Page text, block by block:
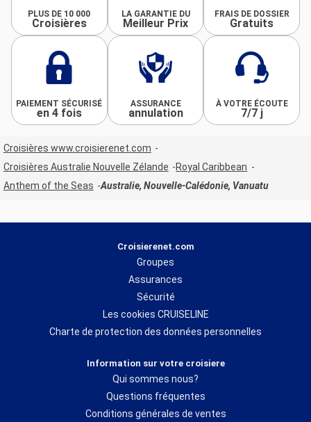
PLUS DE 10 000
Croisières
LA GARANTIE DU
Meilleur Prix
FRAIS DE DOSSIER
Gratuits
PAIEMENT SÉCURISÉ
en 4 fois
ASSURANCE
annulation
À VOTRE ÉCOUTE
7/7 j
Croisières www.croisierenet.com
Croisières Australie Nouvelle Zélande
Royal Caribbean
Anthem of the Seas
Australie, Nouvelle-Calédonie, Vanuatu
Croisierenet.com
Groupes
Assurances
Sécurité
Les cookies CRUISELINE
Charte de protection des données personnelles
Information sur votre croisiere
Qui sommes nous?
Questions fréquentes
Conditions générales de ventes